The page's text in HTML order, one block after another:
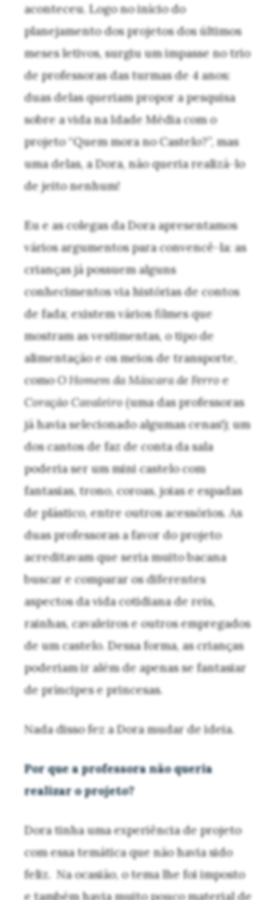
aconteceu. Logo no início do
planejamento dos projetos dos últimos
meses letivos, surgiu um impasse no trio
de professoras das turmas de 4 anos:
duas delas queriam propor a pesquisa
sobre a vida na Idade Média com o
projeto “Quem mora no Castelo?”, mas
uma delas, a Dora, não queria realizá-lo
de jeito nenhum!
Eu e as colegas da Dora apresentamos
vários argumentos para convencê-la: as
crianças já possuem alguns
conhecimentos via histórias de contos
de fada; existem vários filmes que
mostram as vestimentas, o tipo de
alimentação e os meios de transporte,
comoO Homem da Máscara de Ferroe
Coração Cavaleiro(uma das professoras
já havia selecionado algumas cenas!); um
dos cantos de faz de conta da sala
poderia ser um mini castelo com
fantasias, trono, coroas, joias e espadas
de plástico, entre outros acessórios. As
duas professoras a favor do projeto
acreditavam que seria muito bacana
buscar e comparar os diferentes
aspectos da vida cotidiana de reis,
rainhas, cavaleiros e outros empregados
de um castelo. Dessa forma, as crianças
poderiam ir além de apenas se fantasiar
de príncipes e princesas.
Nada disso fez a Dora mudar de ideia.
Por que a professora não queria
realizar o projeto?
Dora tinha uma experiência de projeto
com essa temática que não havia sido
feliz. Na ocasião, o tema lhe foi imposto
e também havia muito pouco material de